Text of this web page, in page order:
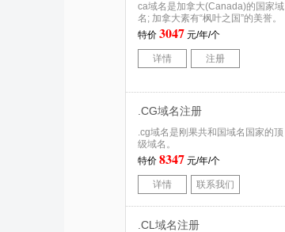
ca域名是加拿大(Canada)的国家域
名; 加拿大素有“枫叶之国”的美誉。
特价 3047 元/年/个
详情 注册
.CG域名注册
.cg域名是刚果共和国域名国家的顶
级域名。
特价 8347 元/年/个
详情 联系我们
.CL域名注册